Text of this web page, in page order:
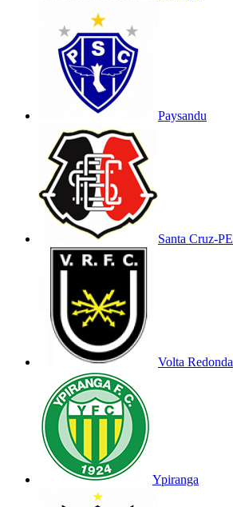
Paysandu
Santa Cruz-PE
Volta Redonda
Ypiranga